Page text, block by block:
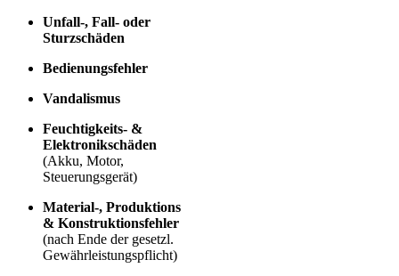
Unfall-, Fall- oder
Sturzschäden
Bedienungsfehler
Vandalismus
Feuchtigkeits- &
Elektronikschäden
(Akku, Motor,
Steuerungsgerät)
Material-, Produktions
& Konstruktionsfehler
(nach Ende der gesetzl.
Gewährleistungspflicht)